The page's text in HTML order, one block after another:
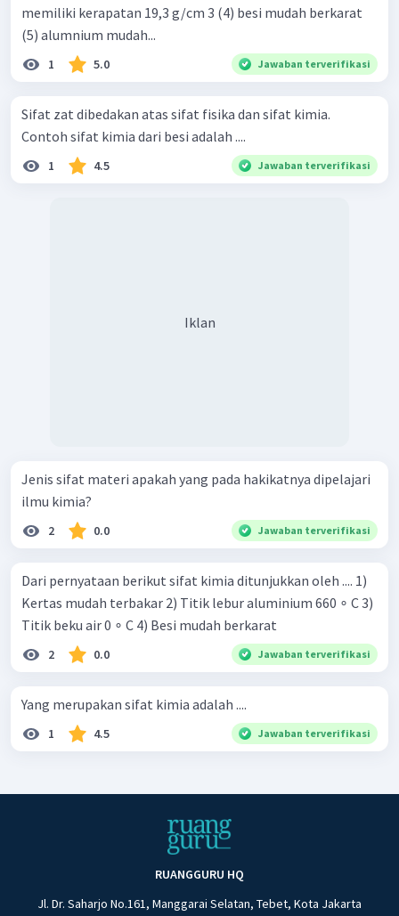
memiliki kerapatan 19,3 g/cm 3 (4) besi mudah berkarat
(5) alumnium mudah...
1 5.0 Jawaban terverifikasi
Sifat zat dibedakan atas sifat fisika dan sifat kimia.
Contoh sifat kimia dari besi adalah ....
1 4.5 Jawaban terverifikasi
Iklan
Jenis sifat materi apakah yang pada hakikatnya dipelajari
ilmu kimia?
2 0.0 Jawaban terverifikasi
Dari pernyataan berikut sifat kimia ditunjukkan oleh .... 1)
Kertas mudah terbakar 2) Titik lebur aluminium 660 ∘ C 3)
Titik beku air 0 ∘ C 4) Besi mudah berkarat
2 0.0 Jawaban terverifikasi
Yang merupakan sifat kimia adalah ....
1 4.5 Jawaban terverifikasi
RUANGGURU HQ
Jl. Dr. Saharjo No.161, Manggarai Selatan, Tebet, Kota Jakarta